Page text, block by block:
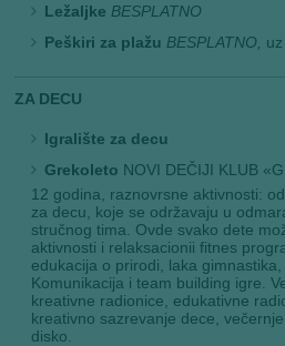
Ležaljke BESPLATNO
Peškiri za plažu BESPLATNO,
ZA DECU
Igralište za decu
Grekoleto NOVI DEČIJI KLUB
12 godina, raznovrsne aktivnosti:
za decu, koje se održavaju u
stručnog tima. Ovde svako dete
aktivnosti i relaksacionii fitnes
edukacija o prirodi, laka gimnastika,
Komunikacija i team building igre.
kreativne radionice, edukativne
kreativno sazrevanje dece,
disko.